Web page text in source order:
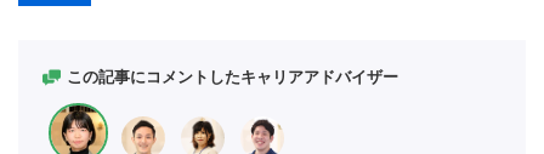
この記事にコメントしたキャリアアドバイザー